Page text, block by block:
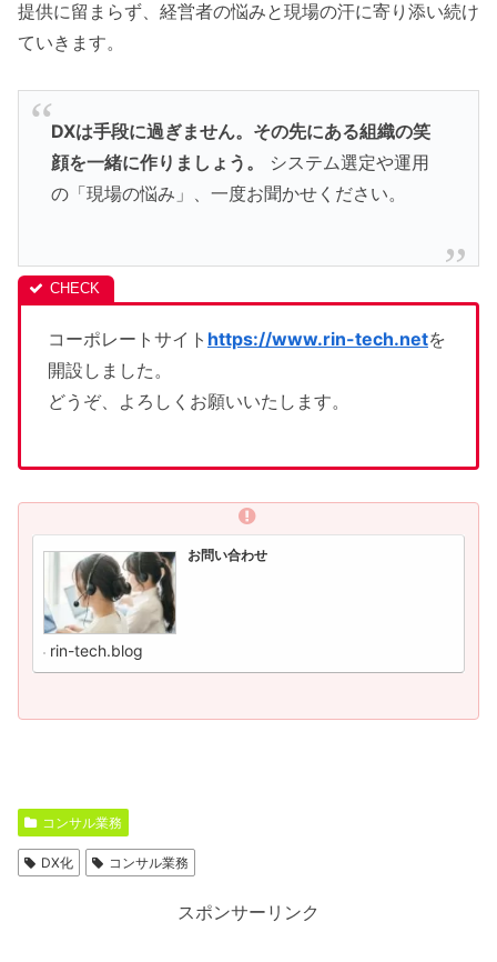
提供に留まらず、経営者の悩みと現場の汗に寄り添い続け
ていきます。
DXは手段に過ぎません。その先にある組織の笑
顔を一緒に作りましょう。
システム選定や運用
の「現場の悩み」、一度お聞かせください。
コーポレートサイト https://www.rin-tech.netを
開設しました。
どうぞ、よろしくお願いいたします。
お問い合わせ
rin-tech.blog
コンサル業務
DX化 コンサル業務
スポンサーリンク